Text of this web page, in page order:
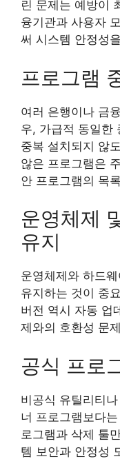
린 문제는 예방이
융기관과 사용자
써 시스템 안정성
프로그램
여러 은행이나 금
우, 가급적 동일한
중복 설치되지 않
않은 프로그램은
안 프로그램의 목
운영체제
유지
운영체제와 하드
유지하는 것이 중
버전 역시 자동 업
제와의 호환성 문
공식 프로
비공식 유틸리티
너 프로그램보다
로그램과 삭제 툴
템 보안과 안정성